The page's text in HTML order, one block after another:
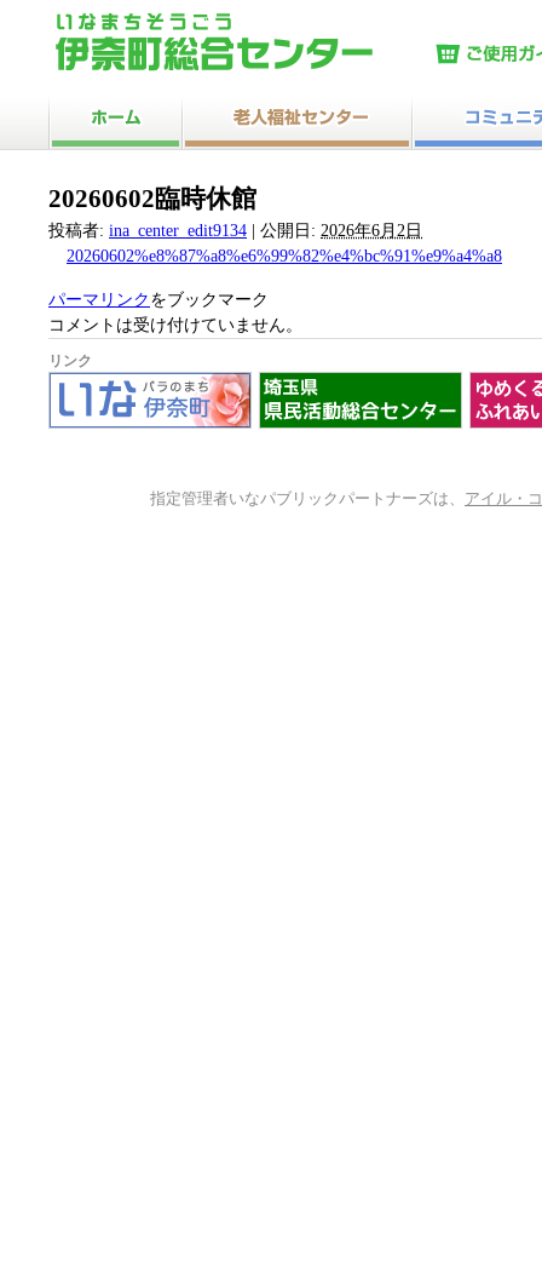
20260602臨時休館
投稿者: ina_center_edit9134 公開日: 2026年6月2日
20260602%e8%87%a8%e6%99%82%e4%bc%91%e9%a4%a8
パーマリンク をブックマーク
コメントは受け付けていません。
リンク
指定管理者いなパブリックパートナーズは、 アイル・